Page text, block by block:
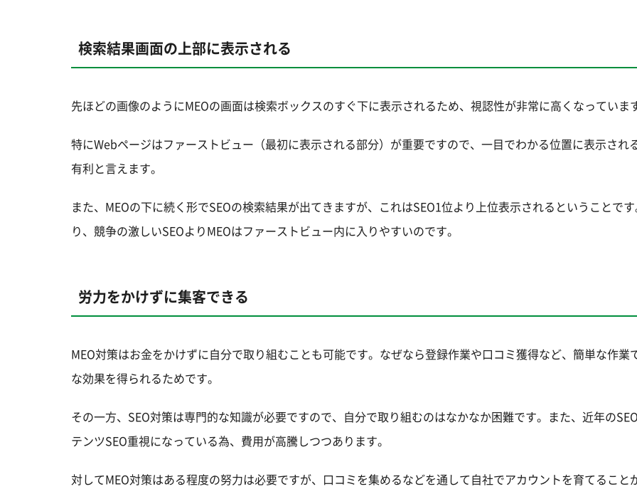
検索結果画面の上部に表示される
先ほどの画像のようにMEOの画面は検索ボックスのすぐ下に表示されるため、視認性が非常に高くなっていま
特にWebページはファーストビュー（最初に表示される部分）が重要ですので、一目でわかる位置に表示され
有利と言えます。
また、MEOの下に続く形でSEOの検索結果が出てきますが、これはSEO1位より上位表示されるということで
り、競争の激しいSEOよりMEOはファーストビュー内に入りやすいのです。
労力をかけずに集客できる
MEO対策はお金をかけずに自分で取り組むことも可能です。なぜなら登録作業や口コミ獲得など、簡単な作業
な効果を得られるためです。
その一方、SEO対策は専門的な知識が必要ですので、自分で取り組むのはなかなか困難です。また、近年の
テンツSEO重視になっている為、費用が高騰しつつあります。
対してMEO対策はある程度の努力は必要ですが、口コミを集めるなどを通して自社でアカウントを育てること